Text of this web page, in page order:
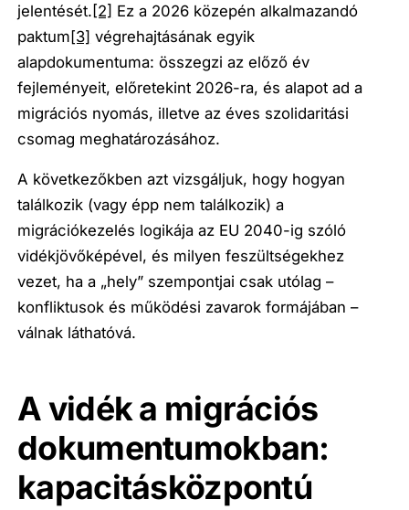
jelentését. [2] Ez a 2026 közepén alkalmazandó
paktum[3] végrehajtásának egyik
alapdokumentuma: összegzi az előző év
fejleményeit, előretekint 2026-ra, és alapot ad a
migrációs nyomás, illetve az éves szolidaritási
csomag meghatározásához.
A következőkben azt vizsgáljuk, hogy hogyan
találkozik (vagy épp nem találkozik) a
migrációkezelés logikája az EU 2040-ig szóló
vidékjövőképével, és milyen feszültségekhez
vezet, ha a „hely” szempontjai csak utólag –
konfliktusok és működési zavarok formájában –
válnak láthatóvá.
A vidék a migrációs
dokumentumokban:
kapacitásközpontú